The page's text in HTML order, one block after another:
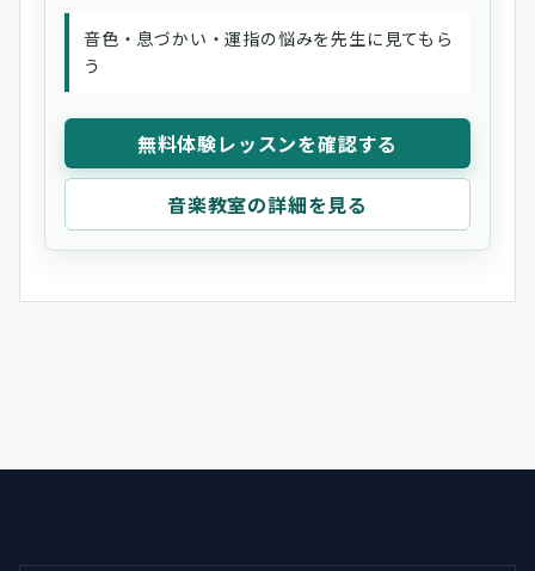
音色・息づかい・運指の悩みを先生に見てもら
う
無料体験レッスンを確認する
音楽教室の詳細を見る